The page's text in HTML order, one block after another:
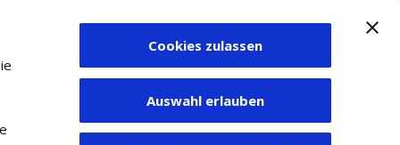
Cookies zulassen
Auswahl erlauben
Zum Depot